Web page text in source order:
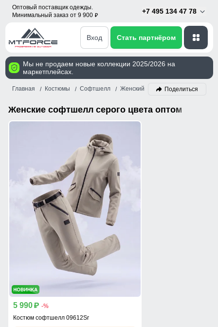
Оптовый поставщик одежды.
Минимальный заказ от 9 900 p
+7 495 134 47 78
Вход Стать партнёром
Мы не продаем новые коллекции 2025/2026 на
маркетплейсах.
Главная Костюмы Софтшелл Женский СерыйПоделиться
Женские софтшелл серого цвета оптом
5 990 p -%
Костюм софтшелл 09612Sr